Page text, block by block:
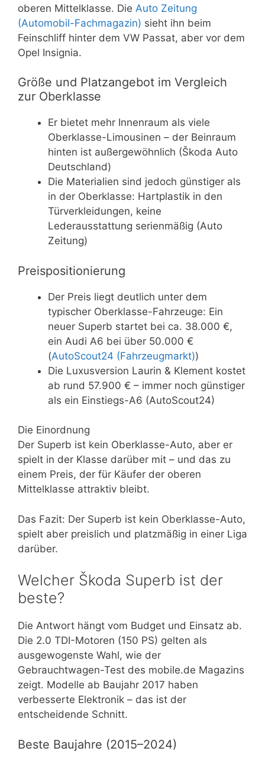
oberen Mittelklasse. Die Auto Zeitung
(Automobil-Fachmagazin) sieht ihn beim
Feinschliff hinter dem VW Passat, aber vor dem
Opel Insignia.
Größe und Platzangebot im Vergleich
zur Oberklasse
Er bietet mehr Innenraum als viele
Oberklasse-Limousinen – der Beinraum
hinten ist außergewöhnlich (Škoda Auto
Deutschland)
Die Materialien sind jedoch günstiger als
in der Oberklasse: Hartplastik in den
Türverkleidungen, keine
Lederausstattung serienmäßig (Auto
Zeitung)
Preispositionierung
Der Preis liegt deutlich unter dem
typischer Oberklasse-Fahrzeuge: Ein
neuer Superb startet bei ca. 38.000 €,
ein Audi A6 bei über 50.000 €
(AutoScout24 (Fahrzeugmarkt))
Die Luxusversion Laurin & Klement kostet
ab rund 57.900 € – immer noch günstiger
als ein Einstiegs-A6 (AutoScout24)
Die Einordnung
Der Superb ist kein Oberklasse-Auto, aber er
spielt in der Klasse darüber mit – und das zu
einem Preis, der für Käufer der oberen
Mittelklasse attraktiv bleibt.
Das Fazit: Der Superb ist kein Oberklasse-Auto,
spielt aber preislich und platzmäßig in einer Liga
darüber.
Welcher Škoda Superb ist der
beste?
Die Antwort hängt vom Budget und Einsatz ab.
Die 2.0 TDI-Motoren (150 PS) gelten als
ausgewogenste Wahl, wie der
Gebrauchtwagen-Test des mobile.de Magazins
zeigt. Modelle ab Baujahr 2017 haben
verbesserte Elektronik – das ist der
entscheidende Schnitt.
Beste Baujahre (2015–2024)